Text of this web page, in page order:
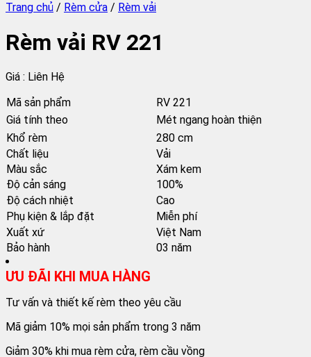
Trang chủ / Rèm cửa / Rèm vải
Rèm vải RV 221
Giá : Liên Hệ
Mã sản phẩm
RV 221
Giá tính theo
Mét ngang hoàn thiện
Khổ rèm
280 cm
Chất liệu
Vải
Màu sắc
Xám kem
Độ cản sáng
100%
Độ cách nhiệt
Cao
Phụ kiện & lắp đặt
Miễn phí
Xuất xứ
Việt Nam
Bảo hành
03 năm
ƯU ĐÃI KHI MUA HÀNG
Tư vấn và thiết kế rèm theo yêu cầu
Mã giảm 10% mọi sản phẩm trong 3 năm
Giảm 30% khi mua rèm cửa, rèm cầu vồng